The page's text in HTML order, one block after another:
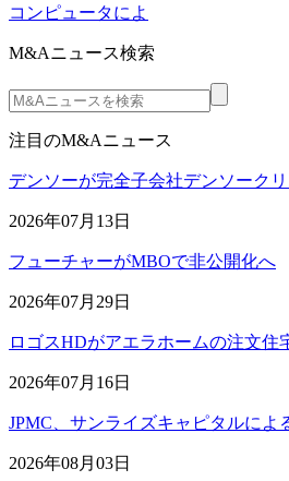
コンピュータによ
M&Aニュース検索
注目のM&Aニュース
デンソーが完全子会社デンソーク
2026年07月13日
フューチャーがMBOで非公開化へ
2026年07月29日
ロゴスHDがアエラホームの注文住
2026年07月16日
JPMC、サンライズキャピタルによ
2026年08月03日